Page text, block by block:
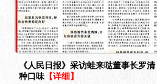
《人民日报》采访蛙来哒董事长罗
种口味 【详细】